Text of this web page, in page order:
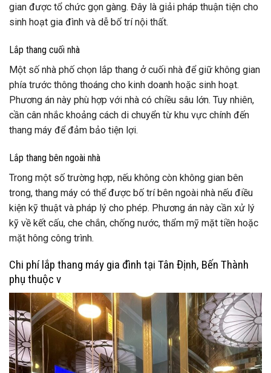
gian được tổ chức gọn gàng. Đây là giải pháp thuận tiện cho
sinh hoạt gia đình và dễ bố trí nội thất.
Lắp thang cuối nhà
Một số nhà phố chọn lắp thang ở cuối nhà để giữ không gian
phía trước thông thoáng cho kinh doanh hoặc sinh hoạt.
Phương án này phù hợp với nhà có chiều sâu lớn. Tuy nhiên,
cần cân nhắc khoảng cách di chuyển từ khu vực chính đến
thang máy để đảm bảo tiện lợi.
Lắp thang bên ngoài nhà
Trong một số trường hợp, nếu không còn không gian bên
trong, thang máy có thể được bố trí bên ngoài nhà nếu điều
kiện kỹ thuật và pháp lý cho phép. Phương án này cần xử lý
kỹ về kết cấu, che chắn, chống nước, thẩm mỹ mặt tiền hoặc
mặt hông công trình.
Chi phí lắp thang máy gia đình tại Tân Định, Bến Thành
phụ thuộc v